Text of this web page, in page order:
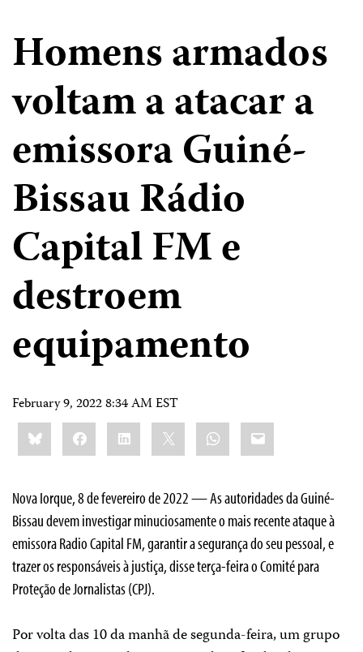
Homens armados
voltam a atacar a
emissora Guiné-
Bissau Rádio
Capital FM e
destroem
equipamento
February 9, 2022 8:34 AM EST
Share
this:BlueskyFacebookLinkedIn WhatsApp
Email
Nova Iorque, 8 de fevereiro de 2022 — As autoridades da Guiné-
Bissau devem investigar minuciosamente o mais recente ataque à
emissora Radio Capital FM, garantir a segurança do seu pessoal, e
trazer os responsáveis à justiça, disse terça-feira o Comité para
Proteção de Jornalistas (CPJ).
Por volta das 10 da manhã de segunda-feira, um grupo